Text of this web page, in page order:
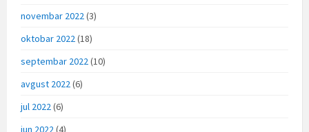
novembar 2022(3)
oktobar 2022(18)
septembar 2022(10)
avgust 2022(6)
jul 2022(6)
jun 2022 (4)